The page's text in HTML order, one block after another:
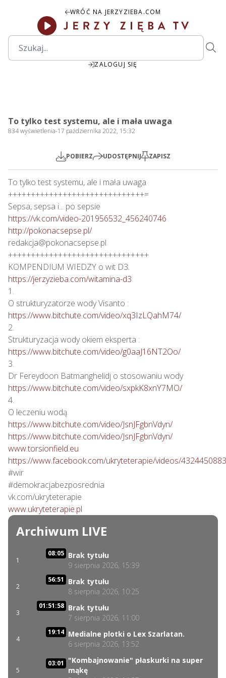
WRÓĆ NA JERZYZIEBA.COM
ZALOGUJ SIĘ
Play
To tylko test systemu, ale i mała uwaga
834wyświetlenia-17 października 2022, 15:32
POBIERZ UDOSTĘPNIJ ZAPISZ
To tylko test systemu, ale i mała uwaga
++++++++++++++++++++++++++++++=
https://vk.com/video-201956532_456240746
http://pokonacsepse.pl/
redakcja@pokonacsepse.pl
+++++++++++++++++++++++++++++++
https://jerzyzieba.com/witamina-d3
1.
https://www.bitchute.com/video/xq3IzLQahM74/
2.
https://www.bitchute.com/video/g0aaJ16NT2Oo/
3.
https://www.bitchute.com/video/sxpkK8xnY7MO/
4.
https://www.bitchute.com/video/JsnJFgbnVdyn/
https://www.bitchute.com/video/JsnJFgbnVdyn/
www.torsionfield.eu
https://www.facebook.com/ukryteterapie/videos/
#wir
#demokracjabezposrednia
www.ukryteterapie.pl
Archiwum LIVE
1
08:05 Brak tytułu
9 sierpnia 2026, 15:39
2
56:51
Brak tytułu
8 sierpnia 2026, 10:25
3
01:51:58 Brak tytułu
7 sierpnia 2026, 11:00
4
19:14 Medialne plotki o Lex Szarlatan.
6 sierpnia 2026, 13:52
5
03:01
"Kombajnowanie" płaskurki na super
mąkę